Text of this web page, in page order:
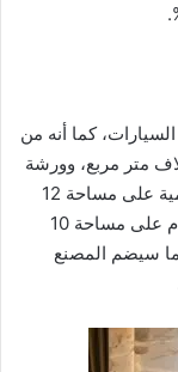
كما أنه من
أن يضم ورشة للهياكل على مساحة 8 آلاف متر مربع، وورشة
أخرى للطلاء مصممة على أحدث المعايير العالمية على مساحة 12
ألف متر مربع، بالإضافة إلى ورشة للتجميع العام على مساحة 10
سيضم المصنع